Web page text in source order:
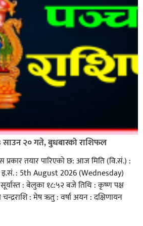
२० गते, बुधबारको राशिफल
प्रकार तयार पारिएको छ: आज मिति (वि.सं.) :
इ.सं. : 5th August 2026 (Wednesday)
: बेलुका १८:५२ बजे तिथि : कृष्ण पक्ष
: मेष ऋतु : वर्षा अयन : दक्षिणायन